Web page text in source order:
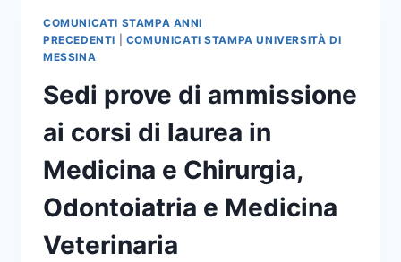
ODONTOIATRIA
FACOLTÀ
DI
SCIENZE
COMUNICATI STAMPA ANNI
PRECEDENTI
COMUNICATI STAMPA UNIVERSITÀ DI
MESSINA
Sedi prove di ammissione
ai corsi di laurea in
Medicina e Chirurgia,
Odontoiatria e Medicina
Veterinaria